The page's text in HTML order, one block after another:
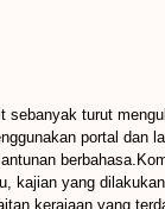
turut
portal dan
kajian yang
kerajaan yang